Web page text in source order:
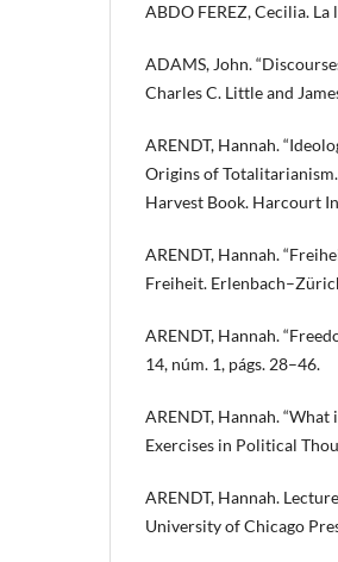
ABDO FEREZ, Cecilia.
ADAMS, John.
Charles C. Little and
ARENDT, Hannah.
Origins of
Harvest Book. Harcourt
ARENDT, Hannah.
Freiheit.
ARENDT, Hannah.
14, núm. 1, págs. 28–46.
ARENDT, Hannah. “What
Exercises in Political
ARENDT, Hannah.
University of Chicago